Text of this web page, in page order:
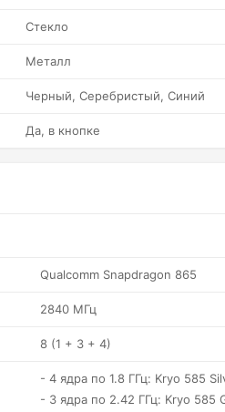
Стекло
Металл
Черный, Серебристый, Синий
Да, в кнопке
Qualcomm Snapdragon 865
2840 МГц
8 (1 + 3 + 4)
- 4 ядра по 1.8 ГГц: Kryo 585
- 3 ядра по 2.42 ГГц: Kryo 585